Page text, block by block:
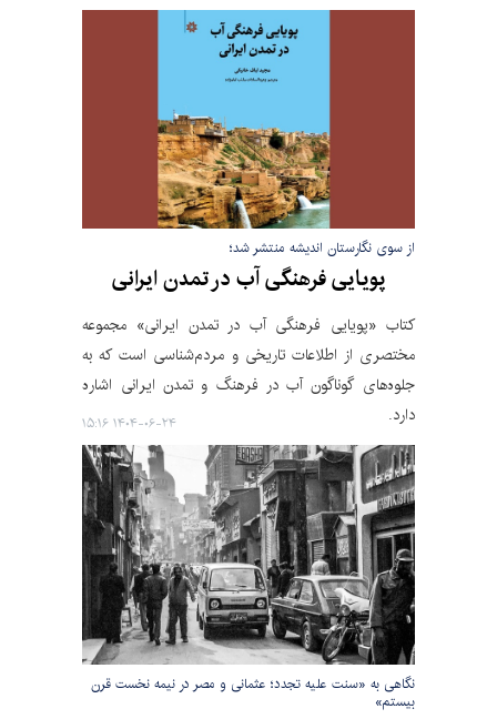
از سوی نگارستان اندیشه منتشر شد؛
پویایی فرهنگی آب در تمدن ایرانی
کتاب «پویایی فرهنگی آب در تمدن ایرانی» مجموعه
مختصری از اطلاعات تاریخی و مردم‌شناسی است که به
جلوه‌های گوناگون آب در فرهنگ و تمدن ایرانی اشاره
دارد.
۱۴۰۴-۰۶-۲۴ ۱۵:۱۶
نگاهی به «سنت علیه تجدد؛ عثمانی و مصر در نیمه نخست قرن
بیستم»